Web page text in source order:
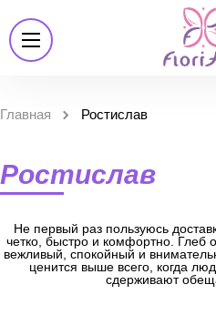
Главная Ростислав
Ростислав
Не первый раз пользуюсь
четко, быстро и комфортно. Глеб
вежливый, спокойный и
ценится выше всего, когда
сдерживают